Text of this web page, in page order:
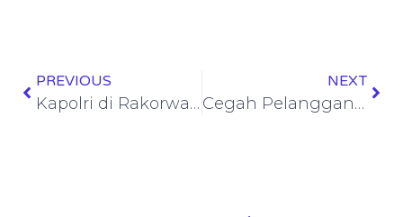
PREVIOUS
Kapolri di Rakorwas Kompolnas: Mitra Strategis untuk Pembenahan Polri
NEXT
Cegah Pelangganan Maladministrasi yang Berulang, Ombudsman Dorong Perbaikan Tata Kelola Mendasar di BGN